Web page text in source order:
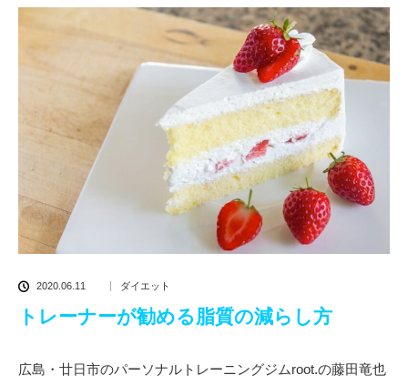
2020.06.11 ダイエット
トレーナーが勧める脂質の減らし方
広島・廿日市のパーソナルトレーニングジムroot.の藤田竜也